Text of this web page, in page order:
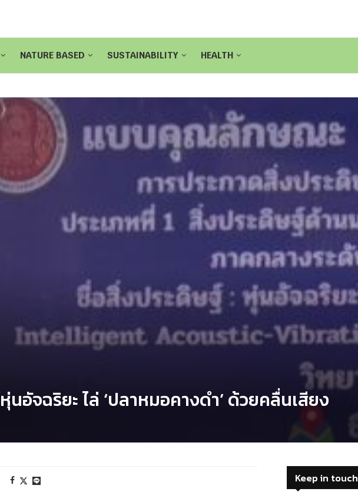
NATURE BASED SUSTAINABILITY HEALTH
นอัจฉริยะ ไล่ ‘ปลาหมอคางดำ’ ด้วยคลื่นเสียง
Keep in touch